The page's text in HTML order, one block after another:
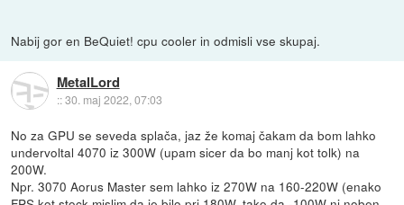
Nabij gor en BeQuiet! cpu cooler in odmisli vse skupaj.
MetalLord
::30. maj 2022, 07:03
No za GPU se seveda splača, jaz že komaj čakam da bom lahko
undervoltal 4070 iz 300W (upam sicer da bo manj kot tolk) na
200W.
Npr. 3070 Aorus Master sem lahko iz 270W na 160-220W (enako